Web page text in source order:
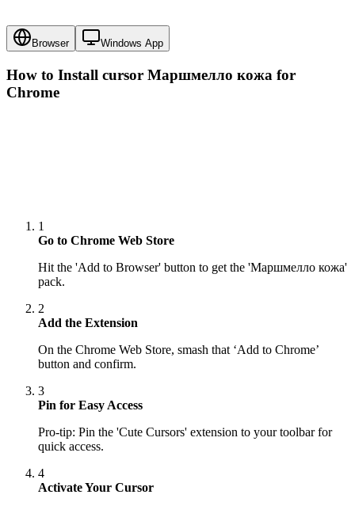
Browser Windows App
How to Install cursor Маршмелло кожа for
Chrome
1
Go to Chrome Web Store
Hit the 'Add to Browser' button to get the 'Маршмелло кожа'
pack.
2
Add the Extension
On the Chrome Web Store, smash that ‘Add to Chrome’
button and confirm.
3
Pin for Easy Access
Pro-tip: Pin the 'Cute Cursors' extension to your toolbar for
quick access.
4
Activate Your Cursor